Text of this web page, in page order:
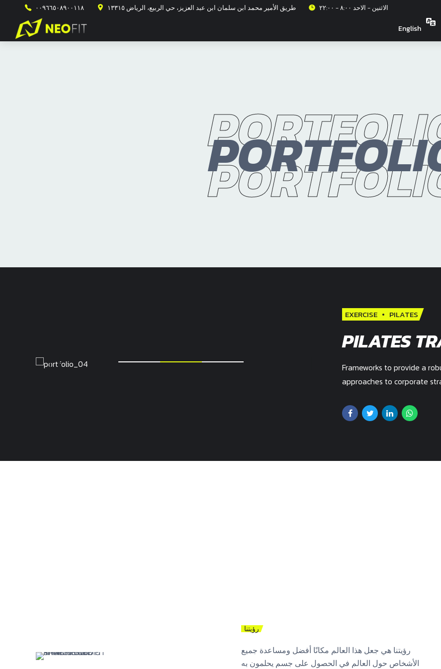
٠٠٩٦٦٥٠٨٩٠٠١١٨ طريق الأمير محمد ابن سلمان ابن عبد العزيز، حي الربيع، الرياض ١٣٣١٥ الاثنين - الاحد ٨:٠٠ - ٢٢:٠٠
English
EXERCISE PILATES
PILATES
Frameworks to provide a
approaches to corporate
رؤيتنا
رؤيتنا هي جعل هذا العالم مكانًا أفضل ومساعدة جميع
الأشخاص حول العالم في الحصول على جسم يحلمون به